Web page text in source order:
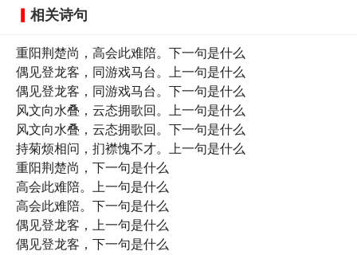
相关诗句
重阳荆楚尚，高会此难陪。下一句是什么
偶见登龙客，同游戏马台。上一句是什么
偶见登龙客，同游戏马台。下一句是什么
风文向水叠，云态拥歌回。上一句是什么
风文向水叠，云态拥歌回。下一句是什么
持菊烦相问，扪襟愧不才。上一句是什么
重阳荆楚尚，下一句是什么
高会此难陪。上一句是什么
高会此难陪。下一句是什么
偶见登龙客，上一句是什么
偶见登龙客，下一句是什么